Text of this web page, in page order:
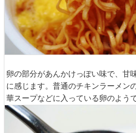
卵の部分があんかけっぽい味で、甘
に感じます。普通のチキンラーメン
華スープなどに入っている卵のようで